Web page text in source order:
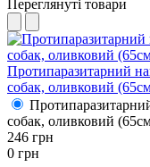
Переглянуті товари
Протипаразитарний
собак, оливковий
собак, оливковий
246 грн
0 грн